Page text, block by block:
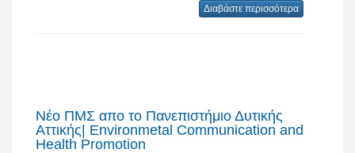
Διαβάστε περισσότερα
Νέο ΠΜΣ απο το Πανεπιστήμιο Δυτικής
Αττικής| Environmetal Communication and
Health Promotion